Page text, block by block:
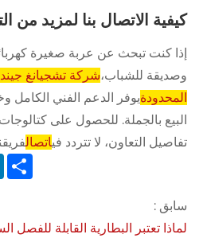
كيفية الاتصال بنا لمزيد من
إذا كنت تبحث عن عربة صغيرة
وصديقة للشباب،شركة تشجيانغ
المحدودةيوفر الدعم الفني
البيع بالجملة. للحصول على
تفاصيل التعاون، لا تتردد فياتصال
سابق :